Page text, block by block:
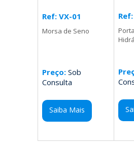
Ref: VX-01
Morsa de Seno
Preço: Sob
Consulta
Saiba Mais